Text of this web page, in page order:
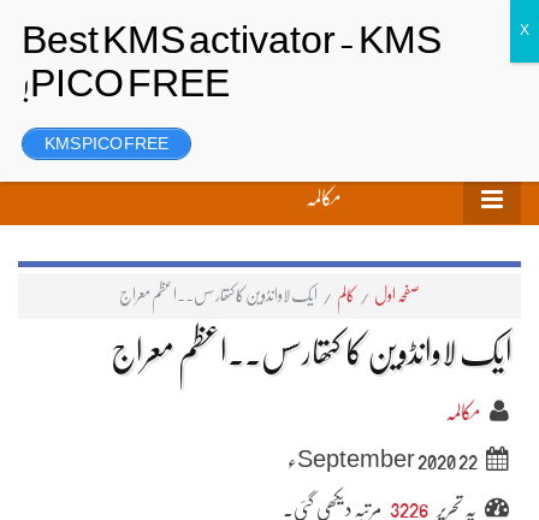
رجسٹر
مکالمہ
صفحہ اول / کالم / ایک لاوانڈوین کا کتھارسس۔۔اعظم معراج
ایک لاوانڈوین کا کتھارسس۔۔اعظم معراج
مکالمہ
22 September 2020ء
یہ تحریر 3226 مرتبہ دیکھی گئی۔
KMS PICO FREE